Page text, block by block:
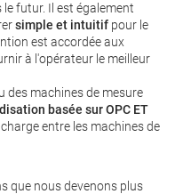
futur. Il est également
simple et intuitif pour le
est accordée aux
à l'opérateur le meilleur
des machines de mesure
basée surOPC ET
entre les machines de
que nous devenons plus